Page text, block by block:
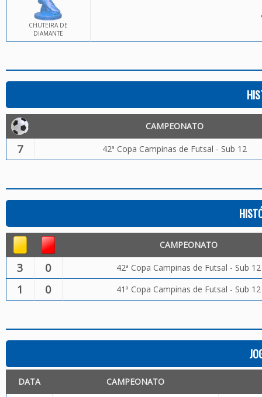
CHUTEIRA DE
DIAMANTE
CAMPEONATO
7 42ª Copa Campinas de Futsal - Sub 12
CAMPEONATO
3 0 42ª Copa Campinas de Futsal - Sub 12
1 0 41ª Copa Campinas de Futsal - Sub 12
DATA CAMPEONATO